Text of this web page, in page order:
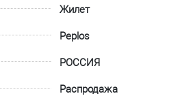
Жилет
Peplos
РОССИЯ
Распродажа